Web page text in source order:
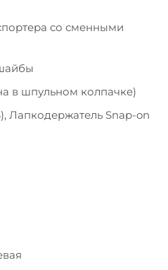
со сменными
в шпульном колпачке)
Лапкодержатель Snap-on